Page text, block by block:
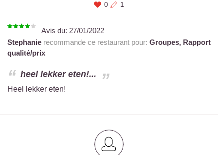
0 1
Avis du: 27/01/2022
Stephanie recommande ce restaurant pour: Groupes, Rapport
qualité/prix
heel lekker eten!...
Heel lekker eten!